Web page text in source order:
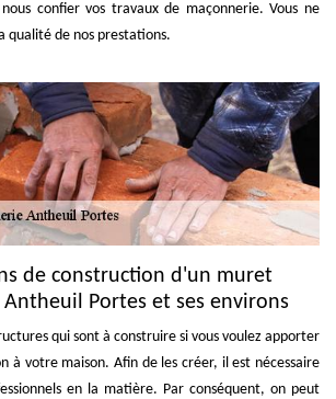
confier vos travaux de maçonnerie. Vous ne
qualité de nos prestations.
de construction d'un muret
Portes et ses environs
qui sont à construire si vous voulez apporter
à votre maison. Afin de les créer, il est nécessaire
en la matière. Par conséquent, on peut